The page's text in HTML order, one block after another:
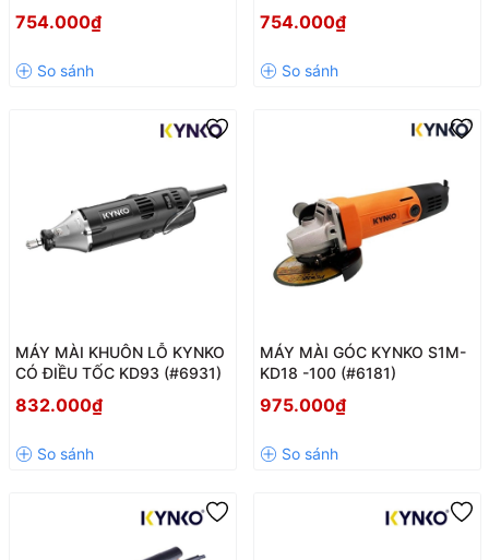
754.000₫ 754.000₫
MÁY MÀI KHUÔN LỖ KYNKO
CÓ ĐIỀU TỐC KD93 (#6931)
832.000₫
MÁY MÀI GÓC KYNKO S1M-
KD18 -100 (#6181)
975.000₫